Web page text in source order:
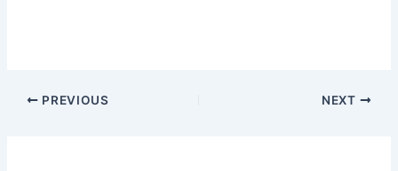
PREVIOUS NEXT